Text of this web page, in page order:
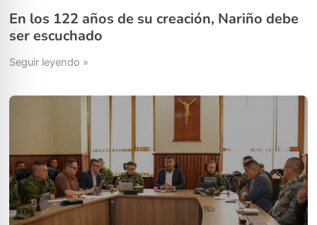
En los 122 años de su creación, Nariño debe
ser escuchado
Seguir leyendo »